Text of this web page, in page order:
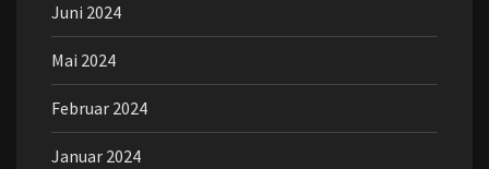
Juni 2024
Mai 2024
Februar 2024
Januar 2024